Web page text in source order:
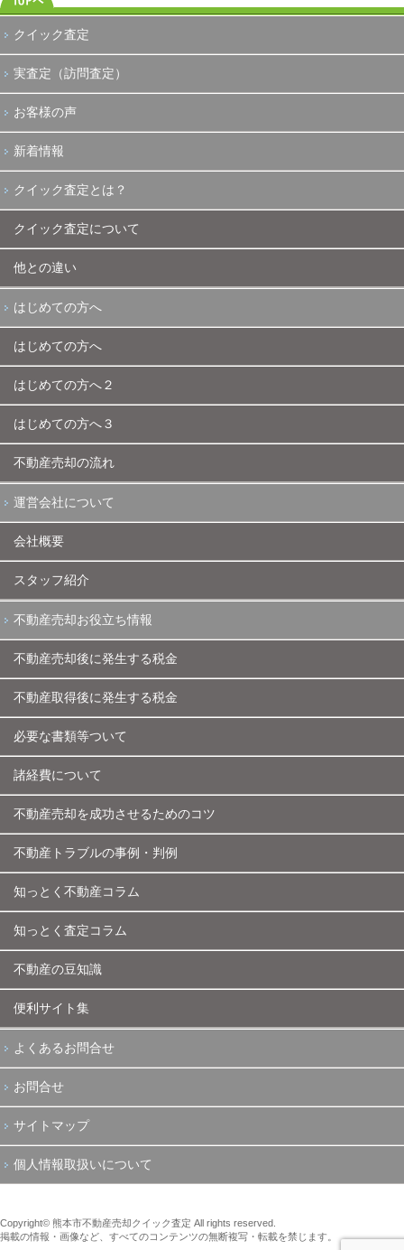
クイック査定
実査定（訪問査定）
お客様の声
新着情報
クイック査定とは？
クイック査定について
他との違い
はじめての方へ
はじめての方へ
はじめての方へ２
はじめての方へ３
不動産売却の流れ
運営会社について
会社概要
スタッフ紹介
不動産売却お役立ち情報
不動産売却後に発生する税金
不動産取得後に発生する税金
必要な書類等ついて
諸経費について
不動産売却を成功させるためのコツ
不動産トラブルの事例・判例
知っとく不動産コラム
知っとく査定コラム
不動産の豆知識
便利サイト集
よくあるお問合せ
お問合せ
サイトマップ
個人情報取扱いについて
Copyright© 熊本市不動産売却クイック査定 All rights reserved.
掲載の情報・画像など、すべてのコンテンツの無断複写・転載を禁じます。